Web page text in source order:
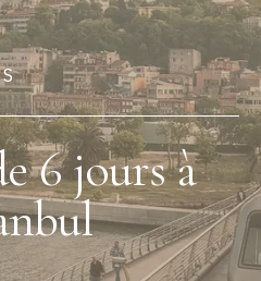
6 jours à